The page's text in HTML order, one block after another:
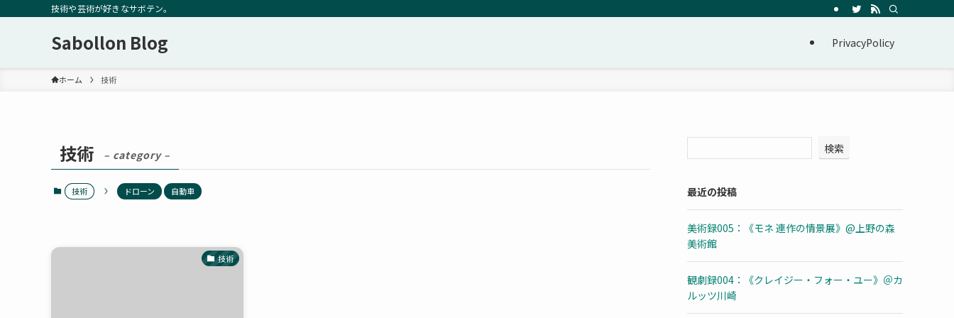
技術や芸術が好きなサボテン。
Sabollon Blog PrivacyPolicy
ホーム 技術
技術 – category –
技術 ドローン 自動車
技術
検索
最近の投稿
美術録005：《モネ 連作の情景展》@上野の森
美術館
観劇録004：《クレイジー・フォー・ユー》＠カ
ルッツ川崎